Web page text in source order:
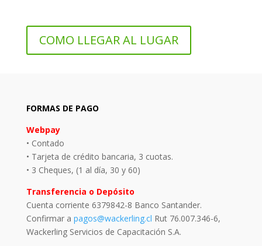
COMO LLEGAR AL LUGAR
FORMAS DE PAGO
Webpay
• Contado
• Tarjeta de crédito bancaria, 3 cuotas.
• 3 Cheques, (1 al día, 30 y 60)
Transferencia o Depósito
Cuenta corriente 6379842-8 Banco Santander.
Confirmar a pagos@wackerling.cl Rut 76.007.346-6,
Wackerling Servicios de Capacitación S.A.